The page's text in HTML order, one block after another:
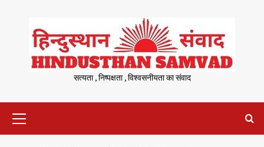
content
सत्यता , निष्पक्षता , विश्वसनीयता का संवाद
Menu